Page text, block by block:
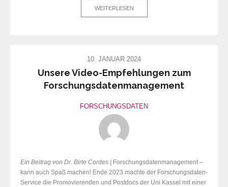
WEITERLESEN
10. JANUAR 2024
Unsere Video-Empfehlungen zum
Forschungsdatenmanagement
FORSCHUNGSDATEN
Ein Beitrag von Dr. Birte Cordes |
Forschungsdatenmanagement –
kann auch Spaß machen! Ende 2023 machte der Forschungsdaten-
Service die Promovierenden und Postdocs der Uni Kassel mit einer